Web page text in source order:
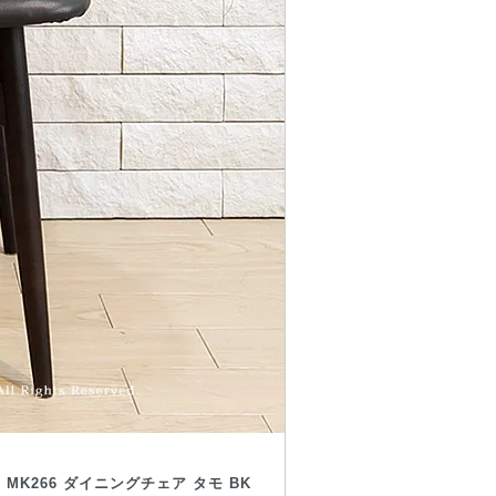
MK266 ダイニングチェア タモ BK